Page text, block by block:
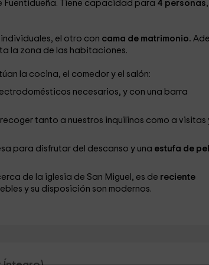
Fuentidueña. Tiene capacidad para 4 personas
individuales, el otro con cama de matrimonio.
la zona de las habitaciones.
la cocina, el comedor y el salón:
necesarios, y con una barra
tanto a nuestros inquilinos como a visitas
para disfrutar del descanso y una estufa de
de la iglesia de San Miguel, es de reciente
y su disposición son modernos.